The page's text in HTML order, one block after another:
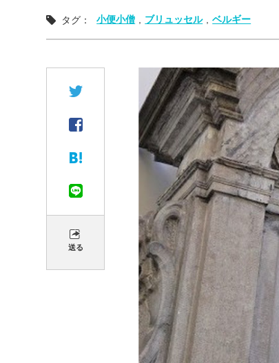
タグ： 小便小僧 ブリュッセル ベルギー
送る